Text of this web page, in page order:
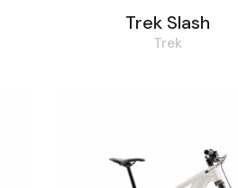
Trek Slash
Trek